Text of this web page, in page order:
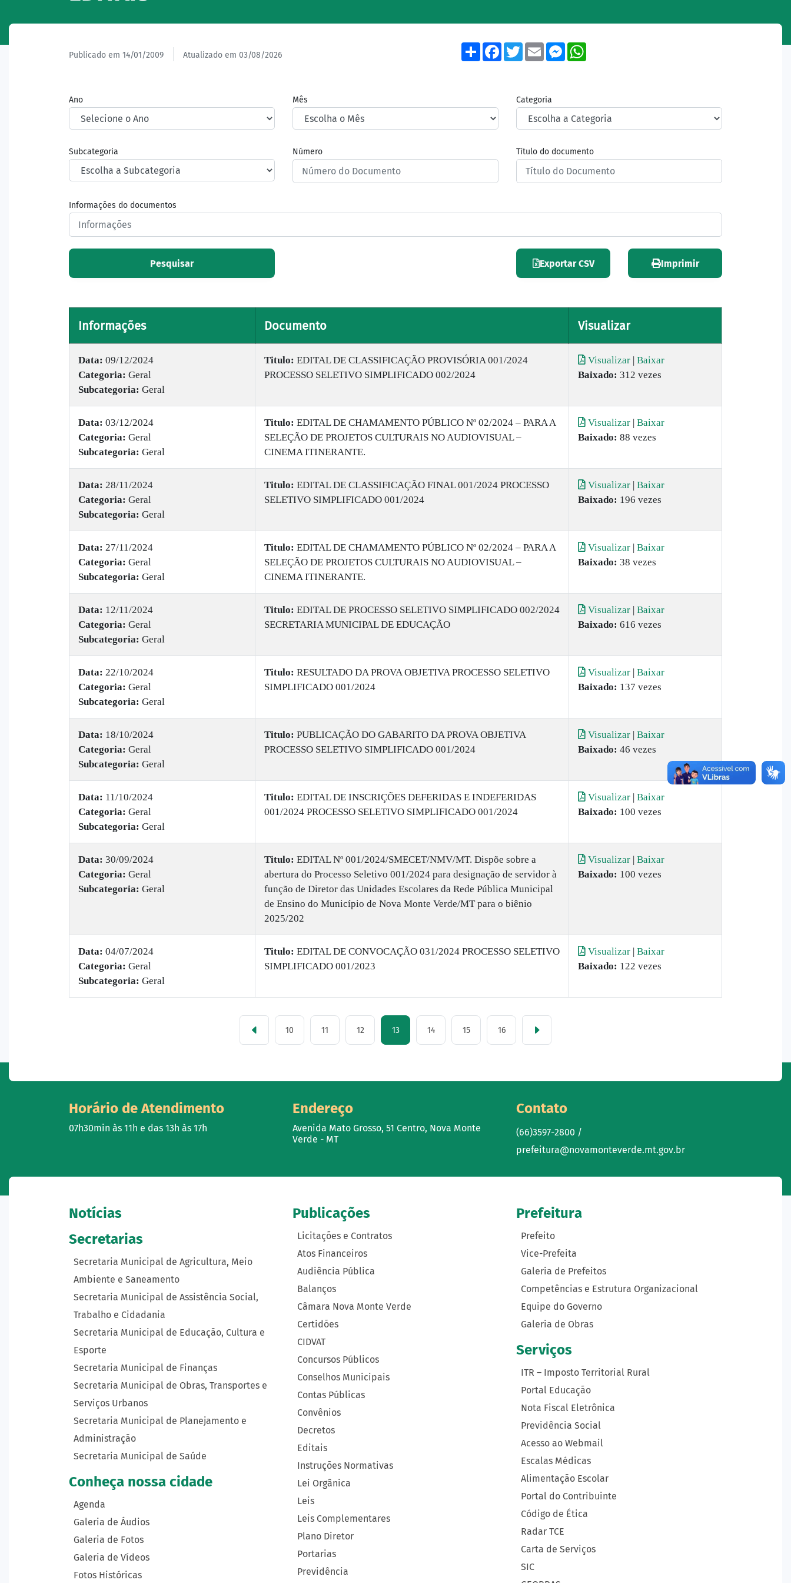
Publicado em 14/01/2009 Atualizado em 03/08/2026
ShareFacebook
TwitterEmailMessenger
Ano Mês Categoria
Subcategoria Número Título do documento
Informações do documentos
Pesquisar Exportar CSV Imprimir
Informações Documento Visualizar
Data: 09/12/2024
Categoria: Geral
Subcategoria: Geral
Titulo: EDITAL DE CLASSIFICAÇÃO PROVISÓRIA 001/2024
PROCESSO SELETIVO SIMPLIFICADO 002/2024
Visualizar | Baixar
Baixado: 312 vezes
Data: 03/12/2024
Categoria: Geral
Subcategoria: Geral
Titulo: EDITAL DE CHAMAMENTO PÚBLICO Nº 02/2024 – PARA A
SELEÇÃO DE PROJETOS CULTURAIS NO AUDIOVISUAL –
CINEMA ITINERANTE.
Visualizar | Baixar
Baixado: 88 vezes
Data: 28/11/2024
Categoria: Geral
Subcategoria: Geral
Titulo: EDITAL DE CLASSIFICAÇÃO FINAL 001/2024 PROCESSO
SELETIVO SIMPLIFICADO 001/2024
Visualizar | Baixar
Baixado: 196 vezes
Data: 27/11/2024
Categoria: Geral
Subcategoria: Geral
Titulo: EDITAL DE CHAMAMENTO PÚBLICO Nº 02/2024 – PARA A
SELEÇÃO DE PROJETOS CULTURAIS NO AUDIOVISUAL –
CINEMA ITINERANTE.
Visualizar | Baixar
Baixado: 38 vezes
Data: 12/11/2024
Categoria: Geral
Subcategoria: Geral
Titulo: EDITAL DE PROCESSO SELETIVO SIMPLIFICADO 002/2024
SECRETARIA MUNICIPAL DE EDUCAÇÃO
Visualizar | Baixar
Baixado: 616 vezes
Data: 22/10/2024
Categoria: Geral
Subcategoria: Geral
Titulo: RESULTADO DA PROVA OBJETIVA PROCESSO SELETIVO
SIMPLIFICADO 001/2024
Visualizar | Baixar
Baixado: 137 vezes
Data: 18/10/2024
Categoria: Geral
Subcategoria: Geral
Titulo: PUBLICAÇÃO DO GABARITO DA PROVA OBJETIVA
PROCESSO SELETIVO SIMPLIFICADO 001/2024
Visualizar | Baixar
Baixado: 46 vezes
Data: 11/10/2024
Categoria: Geral
Subcategoria: Geral
Titulo: EDITAL DE INSCRIÇÕES DEFERIDAS E INDEFERIDAS
001/2024 PROCESSO SELETIVO SIMPLIFICADO 001/2024
Visualizar | Baixar
Baixado: 100 vezes
Data: 30/09/2024
Categoria: Geral
Subcategoria: Geral
Titulo: EDITAL Nº 001/2024/SMECET/NMV/MT. Dispõe sobre a
abertura do Processo Seletivo 001/2024 para designação de servidor à
função de Diretor das Unidades Escolares da Rede Pública Municipal
de Ensino do Município de Nova Monte Verde/MT para o biênio
2025/202
Visualizar | Baixar
Baixado: 100 vezes
Data: 04/07/2024
Categoria: Geral
Subcategoria: Geral
Titulo: EDITAL DE CONVOCAÇÃO 031/2024 PROCESSO SELETIVO
SIMPLIFICADO 001/2023
Visualizar | Baixar
Baixado: 122 vezes
10 11 12 13 14 15 16
Horário de Atendimento
07h30min às 11h e das 13h às 17h
Endereço
Avenida Mato Grosso, 51 Centro, Nova Monte
Verde - MT
Contato
(66)3597-2800 /
prefeitura@novamonteverde.mt.gov.br
Notícias
Secretarias
Secretaria Municipal de Agricultura, Meio
Ambiente e Saneamento
Secretaria Municipal de Assistência Social,
Trabalho e Cidadania
Secretaria Municipal de Educação, Cultura e
Esporte
Secretaria Municipal de Finanças
Secretaria Municipal de Obras, Transportes e
Serviços Urbanos
Secretaria Municipal de Planejamento e
Administração
Secretaria Municipal de Saúde
Conheça nossa cidade
Agenda
Galeria de Áudios
Galeria de Fotos
Galeria de Vídeos
Fotos Históricas
Publicações
Licitações e Contratos
Atos Financeiros
Audiência Pública
Balanços
Câmara Nova Monte Verde
Certidões
CIDVAT
Concursos Públicos
Conselhos Municipais
Contas Públicas
Convênios
Decretos
Editais
Instruções Normativas
Lei Orgânica
Leis
Leis Complementares
Plano Diretor
Portarias
Previdência
Prefeitura
Prefeito
Vice-Prefeita
Galeria de Prefeitos
Competências e Estrutura Organizacional
Equipe do Governo
Galeria de Obras
Serviços
ITR – Imposto Territorial Rural
Portal Educação
Nota Fiscal Eletrônica
Previdência Social
Acesso ao Webmail
Escalas Médicas
Alimentação Escolar
Portal do Contribuinte
Código de Ética
Radar TCE
Carta de Serviços
SIC